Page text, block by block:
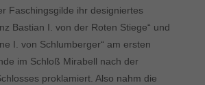
Faschingsgilde ihr designiertes
Bastian I. von der Roten Stiege“ und
I. von Schlumberger“ am ersten
im Schloß Mirabell nach der
proklamiert. Also nahm die